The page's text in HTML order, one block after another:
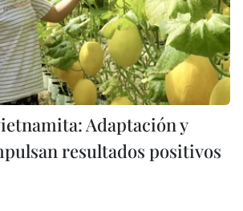
Adaptación y
resultados positivos